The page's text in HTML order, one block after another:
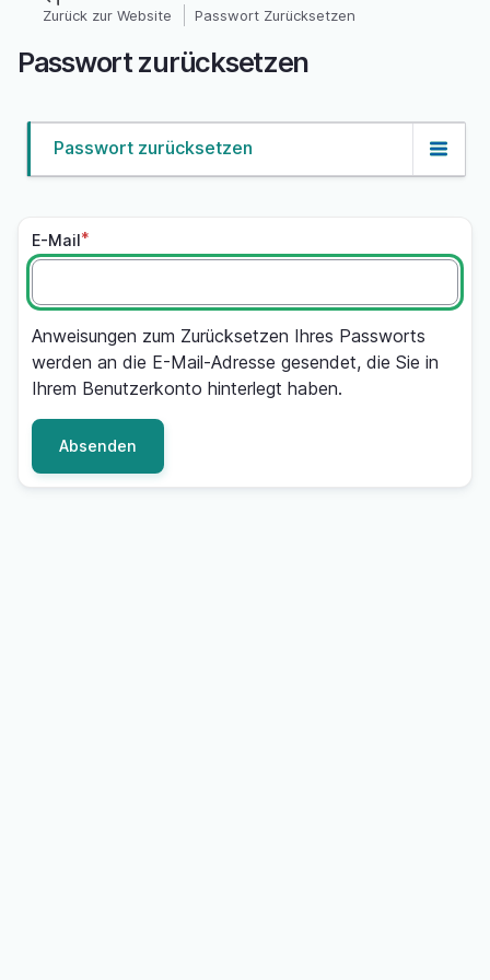
Direkt
Inhalt
Pfadnavigation
Zurück zur Website Passwort Zurücksetzen
Passwort zurücksetzen
Primary
Passwort zurücksetzen
E-Mail
Anweisungen zum Zurücksetzen Ihres Passworts
werden an die E-Mail-Adresse gesendet, die Sie in
Ihrem Benutzerkonto hinterlegt haben.